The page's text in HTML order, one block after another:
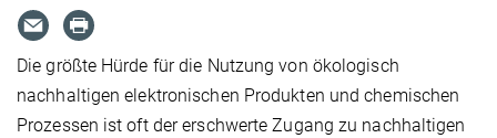
Die größte Hürde für die Nutzung von ökologisch
nachhaltigen elektronischen Produkten und chemischen
Prozessen ist oft der erschwerte Zugang zu nachhaltigen